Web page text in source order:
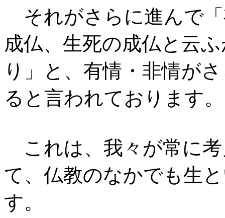
それがさらに進んで
成仏、生死の成仏と云
り」と、有情・非情が
ると言われております。
これは、我々が常に
て、仏教のなかでも生
す。